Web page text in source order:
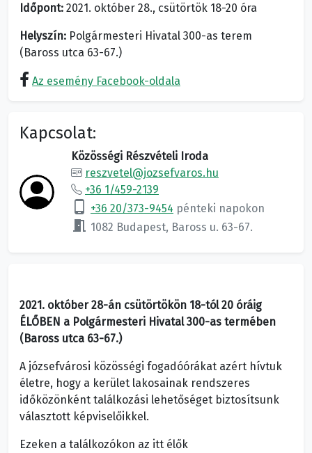
Időpont: 2021. október 28., csütörtök 18-20 óra
Helyszín: Polgármesteri Hivatal 300-as terem
(Baross utca 63-67.)
Az esemény Facebook-oldala
Kapcsolat:
Közösségi Részvételi Iroda
reszvetel@jozsefvaros.hu
+36 1/459-2139
phone_android +36 20/373-9454 pénteki napokon
meeting_room 1082 Budapest, Baross u. 63-67.
2021. október 28-án csütörtökön 18-tól 20 óráig
ÉLŐBEN a Polgármesteri Hivatal 300-as termében
(Baross utca 63-67.)
A józsefvárosi közösségi fogadóórákat azért hívtuk
életre, hogy a kerület lakosainak rendszeres
időközönként találkozási lehetőséget biztosítsunk
választott képviselőikkel.
Ezeken a találkozókon az itt élők